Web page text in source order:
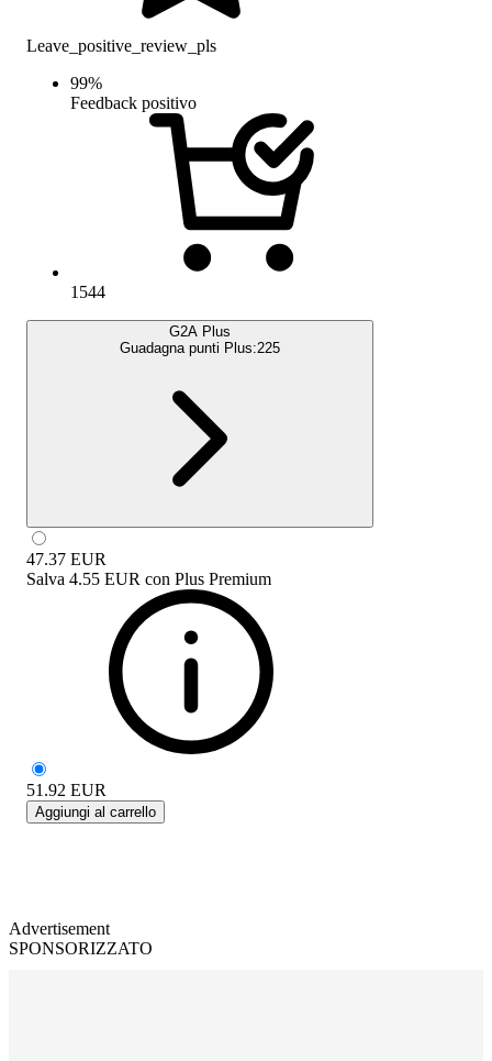
Leave_positive_review_pls
99%
Feedback positivo
1544
G2A Plus
Guadagna punti Plus:225
47.37 EUR
Salva 4.55 EUR con Plus Premium
51.92 EUR
Aggiungi al carrello
Advertisement
SPONSORIZZATO